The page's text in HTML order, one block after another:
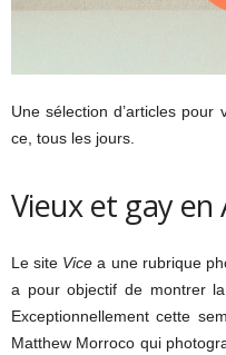
Une sélection d’articles
ce, tous les jours.
Vieux et gay en
Le site Vice a une rubrique
a pour objectif de montrer
Exceptionnellement cette
Matthew Morroco qui